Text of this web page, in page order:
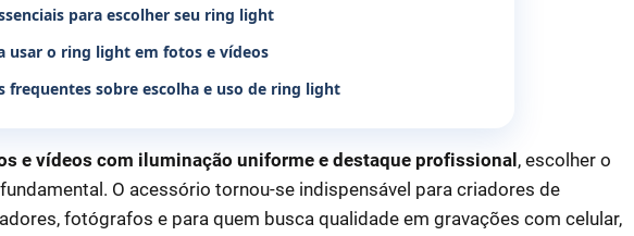
para escolher seu ring light
usar o ring light em fotos e vídeos
frequentes sobre escolha e uso de ring light
e vídeos com iluminação uniforme e destaque profissional , escolher o
O acessório tornou-se indispensável para criadores de
fotógrafos e para quem busca qualidade em gravações com celular,